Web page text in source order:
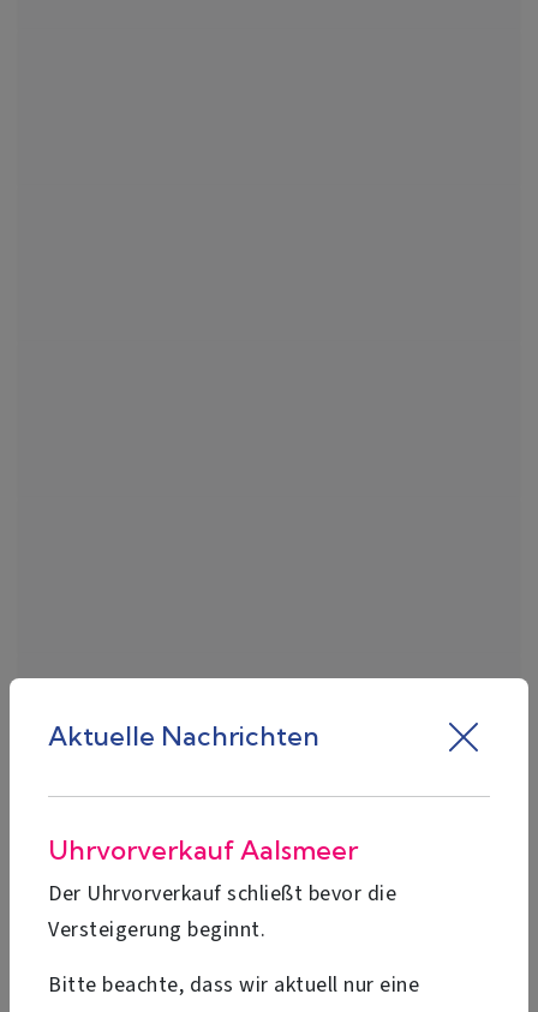
Aktuelle Nachrichten
Uhrvorverkauf Aalsmeer
Der Uhrvorverkauf schließt bevor die
Versteigerung beginnt.
Bitte beachte, dass wir aktuell nur eine